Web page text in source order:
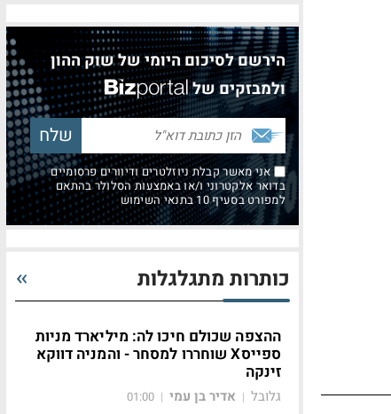
הירשם לסיכום היומי של שוק ההון
ולמבזקים של
אני מאשר קבלת ניוזלטרים ודיוורים פרסומיים
בדואר אלקטרוני ו/או באמצעות הסלולר בהתאם
למפורט בסעיף 10 בתנאי השימוש
כותרות מתגלגלות
ההצפה שכולם חיכו לה: מיליארד מניות
ספייסX שוחררו למסחר - והמניה דווקא
זינקה
גלובל | אדיר בן עמי |
01:00